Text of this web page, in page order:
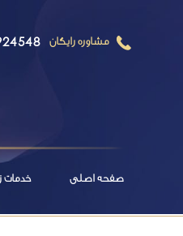
مشاوره رایگان
صفحه اصلی خدمات